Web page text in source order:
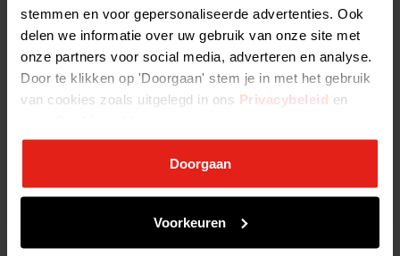
stemmen en voor gepersonaliseerde advertenties. Ook
delen we informatie over uw gebruik van onze site met
onze partners voor social media, adverteren en analyse.
Door te klikken op 'Doorgaan' stem je in met het gebruik
van cookies zoals uitgelegd in ons Privacybeleid en
Doorgaan
Voorkeuren
Kapitaalmarktenunie - Kapitaalmarktenunie
In Brussel en Den Haag wordt volop gewerkt aan de realisatie van
de EU Kapitaalmarktenunie (Capital Markets Union, CMU). Dit
ambitieuze project van de Europese Unie heeft als doel om
ESG, diversiteit en inclusie worden door veel private equity en
venture capital firma’s meegenomen in investeringsselectie en -